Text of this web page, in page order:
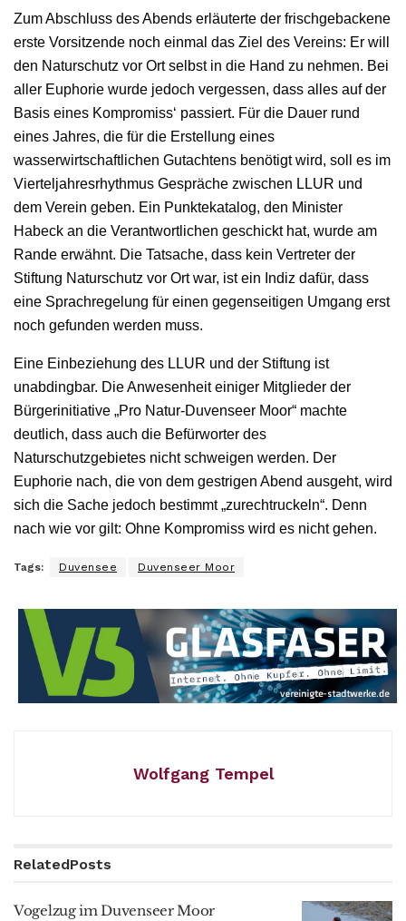
Zum Abschluss des Abends erläuterte der frischgebackene
erste Vorsitzende noch einmal das Ziel des Vereins: Er will
den Naturschutz vor Ort selbst in die Hand zu nehmen. Bei
aller Euphorie wurde jedoch vergessen, dass alles auf der
Basis eines Kompromiss‘ passiert. Für die Dauer rund
eines Jahres, die für die Erstellung eines
wasserwirtschaftlichen Gutachtens benötigt wird, soll es im
Vierteljahresrhythmus Gespräche zwischen LLUR und
dem Verein geben. Ein Punktekatalog, den Minister
Habeck an die Verantwortlichen geschickt hat, wurde am
Rande erwähnt. Die Tatsache, dass kein Vertreter der
Stiftung Naturschutz vor Ort war, ist ein Indiz dafür, dass
eine Sprachregelung für einen gegenseitigen Umgang erst
noch gefunden werden muss.
Eine Einbeziehung des LLUR und der Stiftung ist
unabdingbar. Die Anwesenheit einiger Mitglieder der
Bürgerinitiative „Pro Natur-Duvenseer Moor“ machte
deutlich, dass auch die Befürworter des
Naturschutzgebietes nicht schweigen werden. Der
Euphorie nach, die von dem gestrigen Abend ausgeht, wird
sich die Sache jedoch bestimmt „zurechtruckeln“. Denn
nach wie vor gilt: Ohne Kompromiss wird es nicht gehen.
Tags: Duvensee Duvenseer Moor
Wolfgang Tempel
RelatedPosts
Vogelzug im Duvenseer Moor